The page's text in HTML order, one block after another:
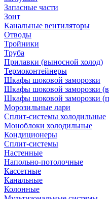
Запасные части
Зонт
Канальные вентиляторы
Отводы
Тройники
Труба
Прилавки (выносной холод)
Термоконтейнеры
Шкафы шоковой заморозки
Шкафы шоковой заморозки
Шкафы шоковой заморозки
Морозильные лари
Сплит-системы холодильные
Моноблоки холодильные
Кондиционеры
Сплит-системы
Настенные
Напольно-потолочные
Кассетные
Канальные
Колонные